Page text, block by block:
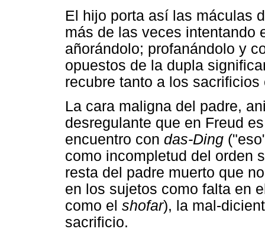
El hijo porta así las máculas
más de las veces intentando
añorándolo; profanándolo y
opuestos de la dupla
recubre tanto a los
La cara maligna del padre,
desregulante que en Freud
encuentro con das-Ding
como incompletud del orden
resta del padre muerto que
en los sujetos como falta en
como el shofar), la mal-
sacrificio.